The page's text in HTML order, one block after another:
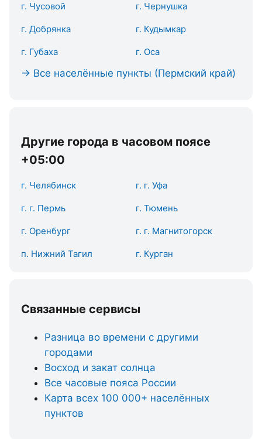
г. Чусовой г. Чернушка
г. Добрянка г. Кудымкар
г. Губаха г. Оса
→ Все населённые пункты (Пермский край)
Другие города в часовом поясе
+05:00
г. Челябинск г. г. Уфа
г. г. Пермь г. Тюмень
г. Оренбург г. г. Магнитогорск
п. Нижний Тагил г. Курган
Связанные сервисы
Разница во времени с другими
городами
Восход и закат солнца
Все часовые пояса России
Карта всех 100 000+ населённых
пунктов